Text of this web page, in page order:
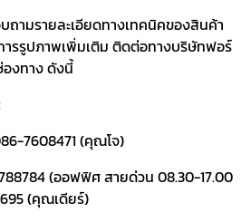
ามรายละเอียดทางเทคนิคของสินค้า
รรูปภาพเพิ่มเติม ติดต่อทางบริษัทฟอร์
งทาง ดังนี้
7608471 (คุณโจ)
(ออฟฟิศ สายด่วน 08.30-17.00
(คุณเดียร์)